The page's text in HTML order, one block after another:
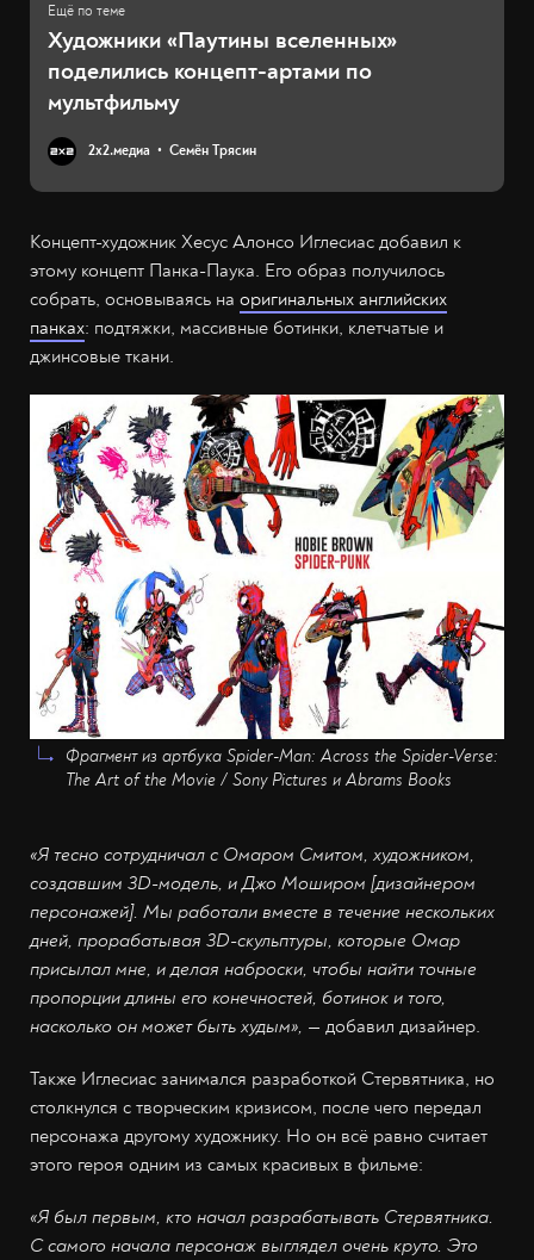
Художники «Паутины вселенных»
поделились концепт-артами по
мультфильму
2х2.медиа Семён Трясин
Концепт-художник Хесус Алонсо Иглесиас добавил к
этому концепт Панка-Паука. Его образ получилось
собрать, основываясь на оригинальных английских
панках: подтяжки, массивные ботинки, клетчатые и
джинсовые ткани.
Фрагмент из артбука Spider-Man: Across the Spider-Verse:
The Art of the Movie / Sony Pictures и Abrams Books
«Я тесно сотрудничал с Омаром Смитом, художником,
создавшим 3D-модель, и Джо Моширом [дизайнером
персонажей]. Мы работали вместе в течение нескольких
дней, прорабатывая 3D-скульптуры, которые Омар
присылал мне, и делая наброски, чтобы найти точные
пропорции длины его конечностей, ботинок и того,
насколько он может быть худым», — добавил дизайнер.
Также Иглесиас занимался разработкой Стервятника, но
столкнулся с творческим кризисом, после чего передал
персонажа другому художнику. Но он всё равно считает
этого героя одним из самых красивых в фильме:
«Я был первым, кто начал разрабатывать Стервятника.
С самого начала персонаж выглядел очень круто. Это